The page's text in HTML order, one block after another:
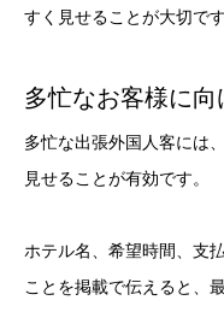
すく見せることが大切です
多忙なお客様に向
多忙な出張外国人客には
見せることが有効です。
ホテル名、希望時間、支
ことを掲載で伝えると、